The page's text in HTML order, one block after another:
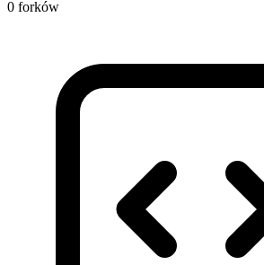
0 forków